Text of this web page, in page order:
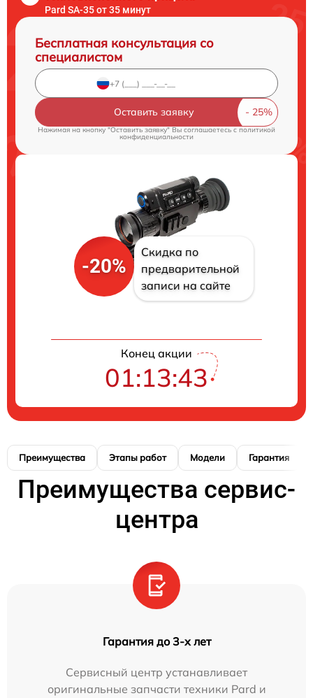
Pard SA-35 от 35 минут
Бесплатная консультация со
специалистом
Оставить заявку
Нажимая на кнопку "Оставить заявку" Вы соглашаетесь c политикой
конфиденциальности
-20%
Скидка по
предварительной
записи на сайте
Конец акции
01:13:42
Преимущества Этапы работ Модели Гарантия
Преимущества сервис-
центра
Гарантия до 3-х лет
Сервисный центр устанавливает
оригинальные запчасти техники Pard и